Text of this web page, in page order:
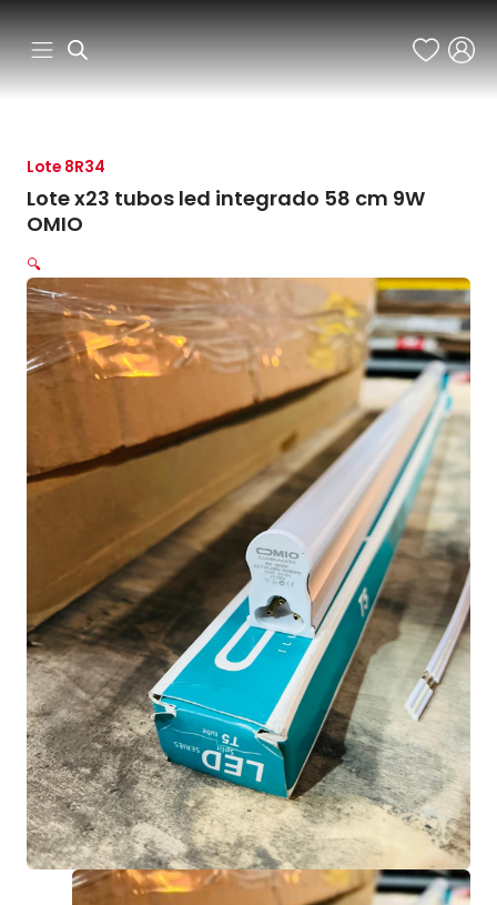
Ir
al
contenido
Lote 8R34
Lote x23 tubos led integrado 58 cm 9W
OMIO
🔍